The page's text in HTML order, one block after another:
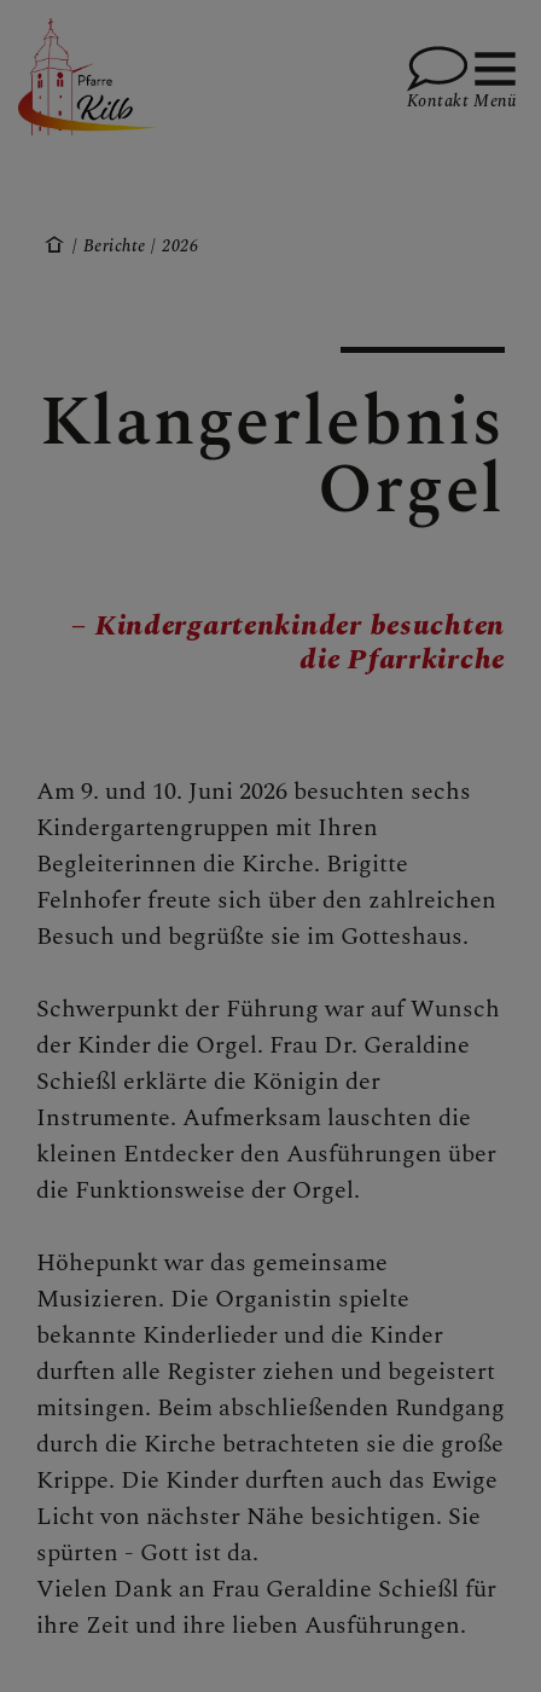
PFARRE
GOTTESDIENSTE
TERMINE
2023
2026
SAKRAMENTE
FRAGEN
Kontakt Menü
Berichte 2026
Klangerlebnis
Orgel
– Kindergartenkinder besuchten
die Pfarrkirche
Am 9. und 10. Juni 2026 besuchten sechs
Kindergartengruppen mit Ihren
Begleiterinnen die Kirche. Brigitte
Felnhofer freute sich über den zahlreichen
Besuch und begrüßte sie im Gotteshaus.
Schwerpunkt der Führung war auf Wunsch
der Kinder die Orgel. Frau Dr. Geraldine
Schießl erklärte die Königin der
Instrumente. Aufmerksam lauschten die
kleinen Entdecker den Ausführungen über
die Funktionsweise der Orgel.
Höhepunkt war das gemeinsame
Musizieren. Die Organistin spielte
bekannte Kinderlieder und die Kinder
durften alle Register ziehen und begeistert
mitsingen. Beim abschließenden Rundgang
durch die Kirche betrachteten sie die große
Krippe. Die Kinder durften auch das Ewige
Licht von nächster Nähe besichtigen. Sie
spürten - Gott ist da.
Vielen Dank an Frau Geraldine Schießl für
ihre Zeit und ihre lieben Ausführungen.